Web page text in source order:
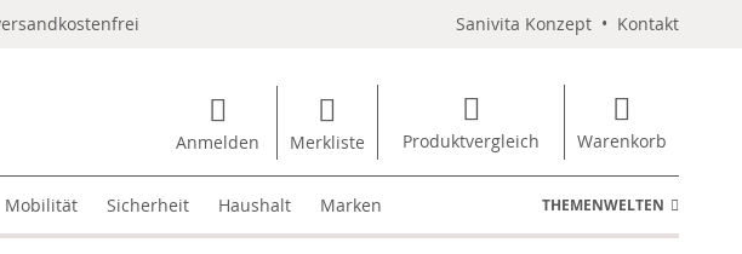
Sanivita Konzept • Kontakt
Anmelden Merkliste Produktvergleich Warenkorb
Mobilität Sicherheit Haushalt Marken THEMENWELTEN